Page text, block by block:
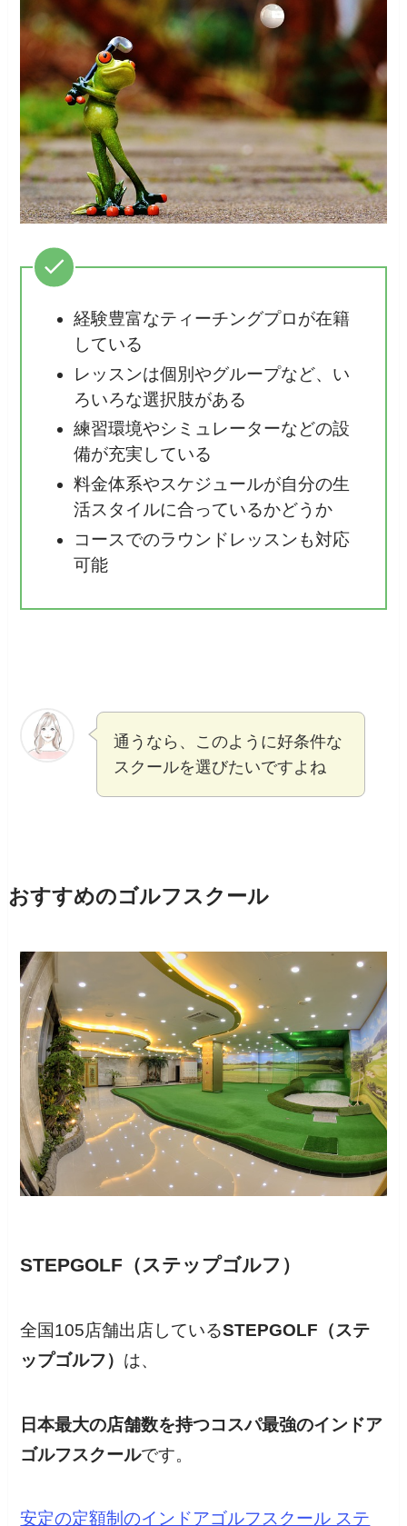
経験豊富なティーチングプロが在籍
している
レッスンは個別やグループなど、い
ろいろな選択肢がある
練習環境やシミュレーターなどの設
備が充実している
料金体系やスケジュールが自分の生
活スタイルに合っているかどうか
コースでのラウンドレッスンも対応
可能
通うなら、このように好条件な
スクールを選びたいですよね
おすすめのゴルフスクール
STEPGOLF（ステップゴルフ）
全国105店舗出店しているSTEPGOLF（ステ
ップゴルフ） は、
日本最大の店舗数を持つコスパ最強のインドア
ゴルフスクールです。
安定の定額制のインドアゴルフスクール ステ